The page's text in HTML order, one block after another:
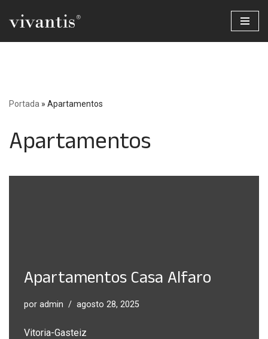
Portada » Apartamentos
Apartamentos
Apartamentos Casa Alfaro
por admin agosto 28, 2025
Vitoria-Gasteiz